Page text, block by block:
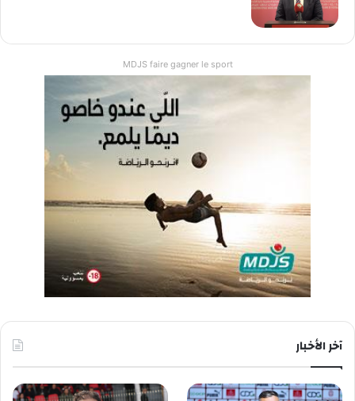
MDJS faire gagner le sport
آخر الأخبار